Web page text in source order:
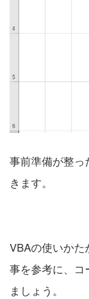
事前準備が整
きます。
VBAの使いか
事を参考に、コ
ましょう。